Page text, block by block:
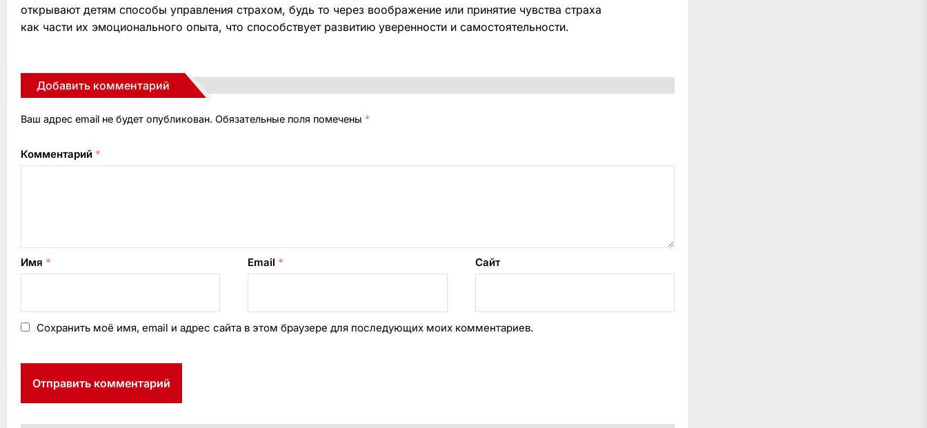
открывают детям способы управления страхом, будь то через воображение или принятие чувства страха
как части их эмоционального опыта, что способствует развитию уверенности и самостоятельности.
Добавить комментарий
Ваш адрес email не будет опубликован. Обязательные поля помечены *
Комментарий *
Имя * Email * Сайт
Сохранить моё имя, email и адрес сайта в этом браузере для последующих моих комментариев.